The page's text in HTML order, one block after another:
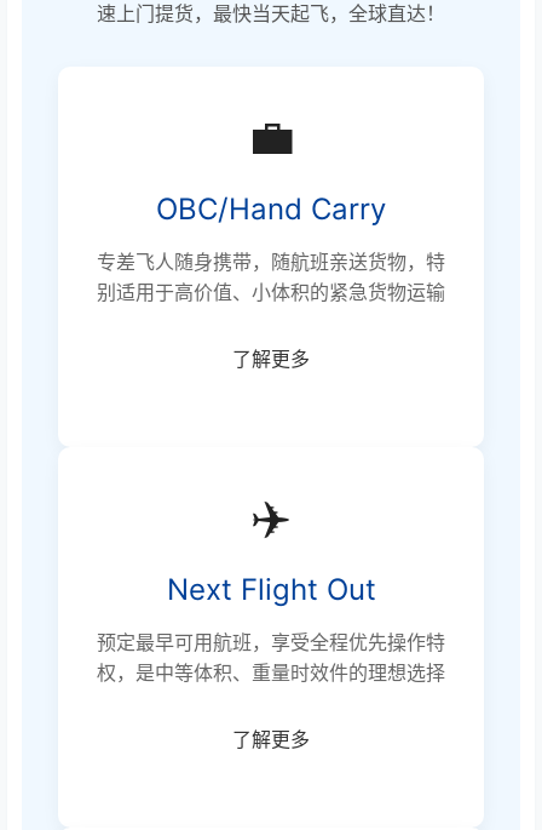
速上门提货，最快当天起飞，全球直达！
💼
OBC/Hand Carry
专差飞人随身携带，随航班亲送货物，特
别适用于高价值、小体积的紧急货物运输
了解更多
✈️
Next Flight Out
预定最早可用航班，享受全程优先操作特
权，是中等体积、重量时效件的理想选择
了解更多